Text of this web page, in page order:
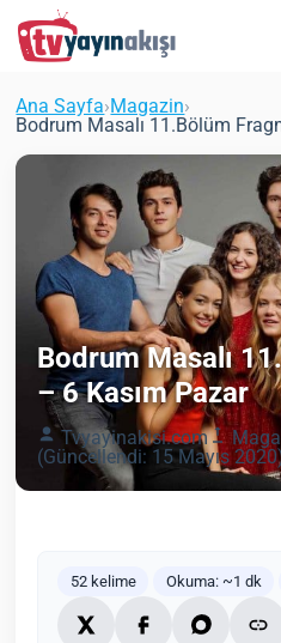
Ana Sayfa›Magazin›
Bodrum Masalı 11.Bölüm
Bodrum Masalı
– 6 Kasım Pazar
Tvyayinakisi.com
(Güncellendi: 15 Mayıs
52 kelime Okuma: ~1 dk